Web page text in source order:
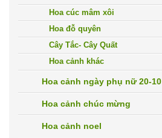
Hoa cúc mâm xôi
Hoa đỗ quyên
Cây Tắc- Cây Quất
Hoa cảnh khác
Hoa cảnh ngày phụ nữ 20-10
Hoa cảnh chúc mừng
Hoa cảnh noel